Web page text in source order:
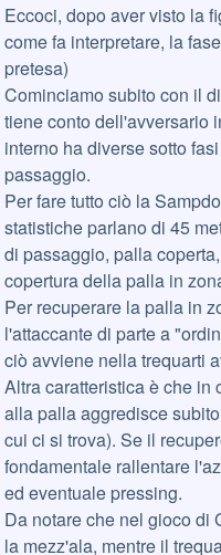
Eccoci, dopo aver visto la
come fa interpretare, la
pretesa)
Cominciamo subito con il
tiene conto dell'avversario
interno ha diverse sotto
passaggio.
Per fare tutto ciò la
statistiche parlano di 45
di passaggio, palla
copertura della palla in
Per recuperare la palla in
l'attaccante di parte a
ciò avviene nella trequarti
Altra caratteristica è che in
alla palla aggredisce
cui ci si trova). Se il
fondamentale rallentare
ed eventuale pressing.
Da notare che nel gioco di
la mezz'ala, mentre il